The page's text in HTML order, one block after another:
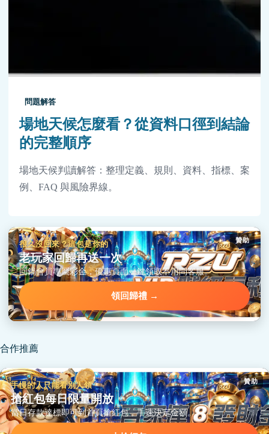
問題解答
場地天候怎麼看？從資料口徑到結論
的完整順序
場地天候判讀解答：整理定義、規則、資料、指標、案
例、FAQ 與風險界線。
贊助
很久沒回來？這包是你的
老玩家回歸再送一次
回鍋會員專屬彩金，優惠頁面一鍵領取不用問客服。
領回歸禮 →
合作推薦
贊助
手慢的人只能看別人領
搶紅包每日限量開放
當日存款達標即可到首頁搶紅包，手速決定金額。